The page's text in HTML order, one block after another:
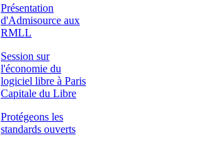
Présentation
d'Admisource aux
RMLL
Session sur
l'économie du
logiciel libre à Paris
Capitale du Libre
Protégeons les
standards ouverts